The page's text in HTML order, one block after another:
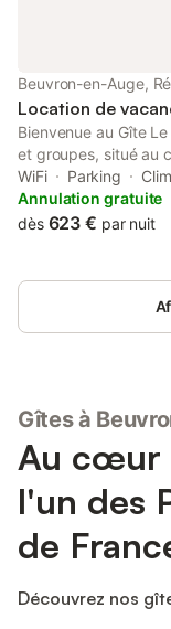
Beuvron-en-Auge,
Location de
Bienvenue au Gîte
et groupes, situé au
Les Plus Beaux
dans une impasse
colombages, il offre
familiales ou
les voyageurs
l’environnement
proximité de la Côte
cadre authentique
WiFi Parking
Annulation gratuite
dès 623 € par nuit
Gîtes à
Au cœur
l'un des
de
Découvrez nos